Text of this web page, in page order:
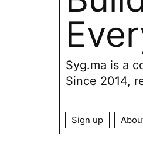
Syg.ma is a
Since 2014,
Sign up